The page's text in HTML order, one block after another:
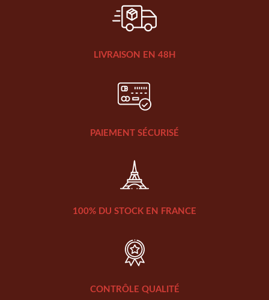
LIVRAISON EN 48H
PAIEMENT SÉCURISÉ
100% DU STOCK EN FRANCE
CONTRÔLE QUALITÉ